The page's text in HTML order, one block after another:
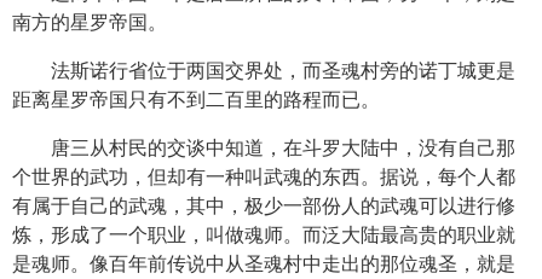
南方的星罗帝国。
法斯诺行省位于两国交界处，而圣魂村旁的诺丁城更是
距离星罗帝国只有不到二百里的路程而已。
唐三从村民的交谈中知道，在斗罗大陆中，没有自己那
个世界的武功，但却有一种叫武魂的东西。据说，每个人都
有属于自己的武魂，其中，极少一部份人的武魂可以进行修
炼，形成了一个职业，叫做魂师。而泛大陆最高贵的职业就
是魂师。像百年前传说中从圣魂村中走出的那位魂圣，就是